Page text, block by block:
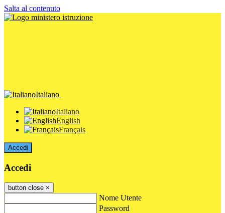
Salta al contenuto
Italiano
Italiano
English
Français
Accedi
Accedi
button close ×
Nome Utente
Password